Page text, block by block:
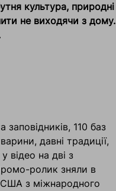
культура, природні
не виходячи з дому.
заповідників, 110 баз
давні традиції,
відео на дві з
ролик зняли в
США з міжнародного